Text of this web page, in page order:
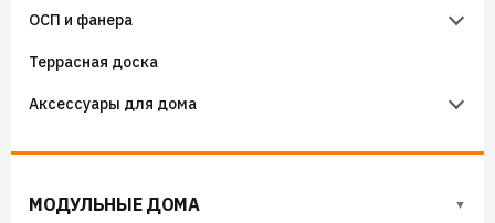
Гидроизоляция примыканий
ОСП и фанера
Фанера
ОСП (OSB) плиты
Террасная доска
Аксессуары для дома
МОДУЛЬНЫЕ ДОМА